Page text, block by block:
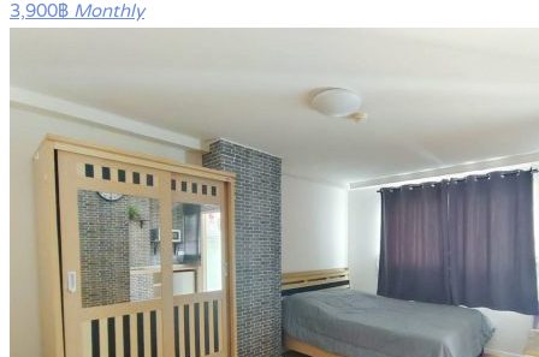
3,900฿ Monthly